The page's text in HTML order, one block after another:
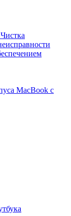
MacBook с